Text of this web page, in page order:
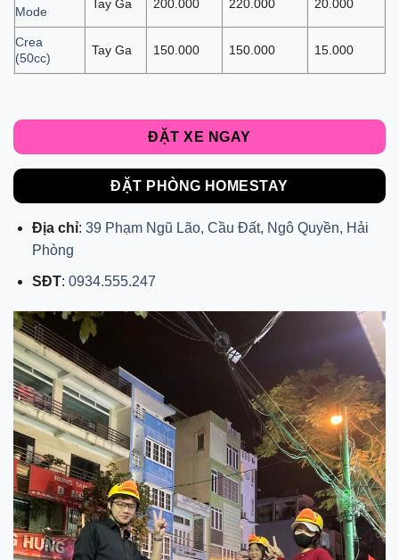
Mode
Tay Ga 200.000 220.000 20.000
Crea
(50cc)
Tay Ga 150.000 150.000 15.000
ĐẶT XE NGAY
ĐẶT PHÒNG HOMESTAY
Địa chỉ: 39 Phạm Ngũ Lão, Cầu Đất, Ngô Quyền, Hải
Phòng
SĐT: 0934.555.247